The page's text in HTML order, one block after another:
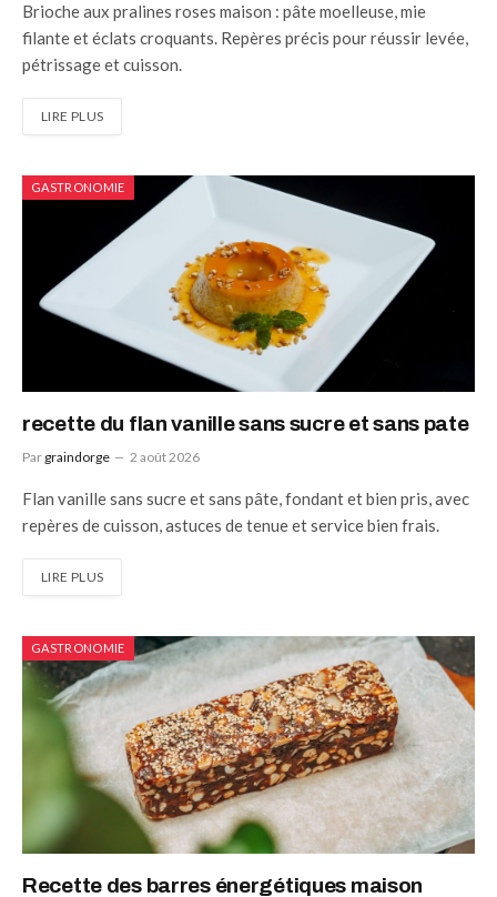
Brioche aux pralines roses maison : pâte moelleuse, mie
filante et éclats croquants. Repères précis pour réussir levée,
pétrissage et cuisson.
LIRE PLUS
GASTRONOMIE
recette du flan vanille sans sucre et sans pate
Par graindorge 2 août 2026
Flan vanille sans sucre et sans pâte, fondant et bien pris, avec
repères de cuisson, astuces de tenue et service bien frais.
LIRE PLUS
GASTRONOMIE
Recette des barres énergétiques maison